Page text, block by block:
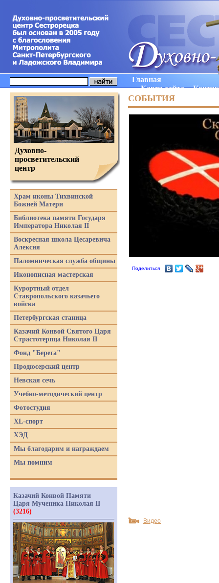
Главная
Карта сайта
СОБЫТИЯ
Поделиться
Видео
Духовно-
просветительский
центр
Храм иконы Тихвинской
Божией Матери
Библиотека памяти Государя
Императора Николая II
Воскресная школа Цесаревича
Алексия
Паломническая служба общины
Иконописная мастерская
Курортный отдел
Ставропольского казачьего
войска
Петербургская станица
Казачий Конвой Святого Царя
Страстотерпца Николая II
Фонд "Берега"
Продюсерский центр
Невская сечь
Учебно-методический центр
Фотостудия
XL-спорт
ХЭД
Мы благодарим и награждаем
Мы помним
Казачий Конвой Памяти
Царя Мученика Николая II
(3216)